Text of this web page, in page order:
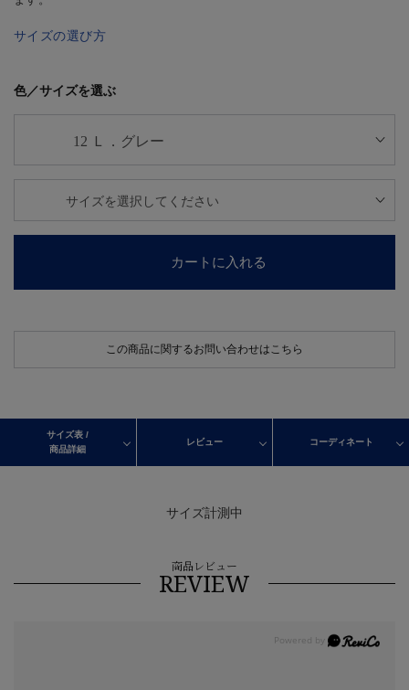
サイズの選び方
色／サイズを選ぶ
カートに入れる
この商品に関するお問い合わせはこちら
サイズ表 /
商品詳細
レビュー コーディネート
サイズ計測中
商品レビュー
REVIEW